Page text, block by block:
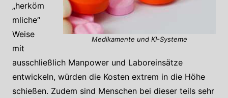
Medikamente und KI-Systeme
„herköm
mliche“
Weise
mit
ausschließlich Manpower und Laboreinsätze
entwickeln, würden die Kosten extrem in die Höhe
schießen. Zudem sind Menschen bei dieser teils sehr